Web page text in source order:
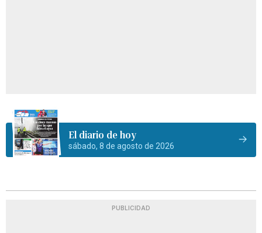
El diario de hoy
sábado, 8 de agosto de 2026
PUBLICIDAD